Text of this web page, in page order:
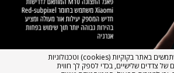
לידיעתך, אנו משתמשים באתר בקוקיות (cookies) וטכנולוגיות
של צדדים שלישיים, בכדי לספק לך חווית